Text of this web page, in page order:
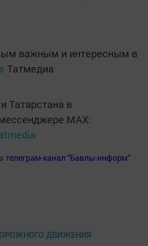
важным и интересным в
Татмедиа
Татарстана в
MАХ:
телеграм-канал "Бавлы-информ"
ДВИЖЕНИЯ